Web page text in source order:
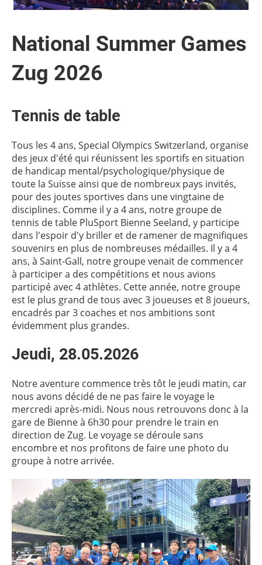
National Summer Games
Zug 2026
Tennis de table
Tous les 4 ans, Special Olympics Switzerland, organise
des jeux d'été qui réunissent les sportifs en situation
de handicap mental/psychologique/physique de
toute la Suisse ainsi que de nombreux pays invités,
pour des joutes sportives dans une vingtaine de
disciplines. Comme il y a 4 ans, notre groupe de
tennis de table PluSport Bienne Seeland, y participe
dans l'espoir d'y briller et de ramener de magnifiques
souvenirs en plus de nombreuses médailles. Il y a 4
ans, à Saint-Gall, notre groupe venait de commencer
à participer a des compétitions et nous avions
participé avec 4 athlètes. Cette année, notre groupe
est le plus grand de tous avec 3 joueuses et 8 joueurs,
encadrés par 3 coaches et nos ambitions sont
évidemment plus grandes.
Jeudi, 28.05.2026
Notre aventure commence très tôt le jeudi matin, car
nous avons décidé de ne pas faire le voyage le
mercredi après-midi. Nous nous retrouvons donc à la
gare de Bienne à 6h30 pour prendre le train en
direction de Zug. Le voyage se déroule sans
encombre et nos profitons de faire une photo du
groupe à notre arrivée.